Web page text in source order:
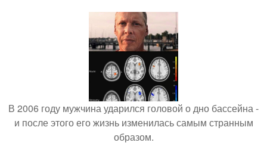
В 2006 году мужчина ударился головой о дно бассейна -
и после этого его жизнь изменилась самым странным
образом.